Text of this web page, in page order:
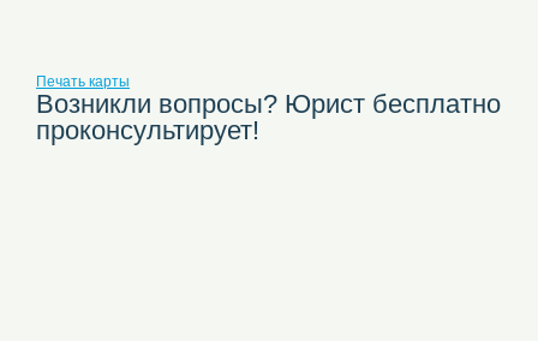
Печать карты
Возникли вопросы? Юрист бесплатно
проконсультирует!